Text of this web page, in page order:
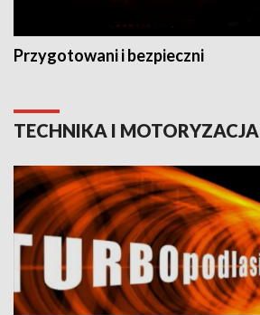
Przygotowani i bezpieczni
TECHNIKA I MOTORYZACJA